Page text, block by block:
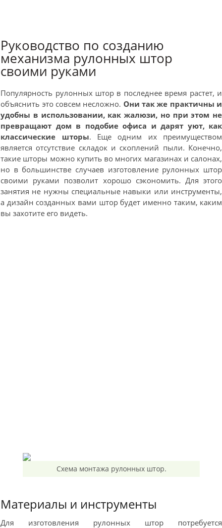
Руководство по созданию
механизма рулонных штор
своими руками
Популярность рулонных штор в последнее время растет, и
объяснить это совсем несложно. Они так же практичны и
удобны в использовании, как жалюзи, но при этом не
превращают дом в подобие офиса и дарят уют, как
классические шторы. Еще одним их преимуществом
является отсутствие складок и скоплений пыли. Конечно,
такие шторы можно купить во многих магазинах и салонах,
но в большинстве случаев изготовление рулонных штор
своими руками позволит хорошо сэкономить. Для этого
занятия не нужны специальные навыки или инструменты,
а дизайн созданных вами штор будет именно таким, каким
вы захотите его видеть.
Схема монтажа рулонных штор.
Материалы и инструменты
Для изготовления рулонных штор потребуется